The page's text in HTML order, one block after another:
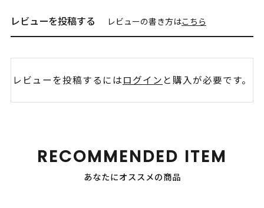
レビューを投稿する レビューの書き方はこちら
レビューを投稿するにはログイン と購入が必要です。
RECOMMENDED ITEM
あなたにオススメの商品